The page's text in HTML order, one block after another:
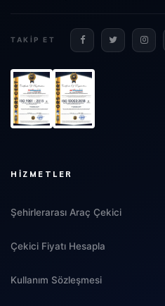
TAKIP ET
HIZMETLER
Şehirlerarası Araç Çekici
Çekici Fiyatı Hesapla
Kullanım Sözleşmesi